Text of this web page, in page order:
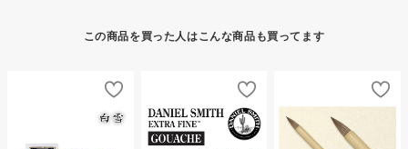
この商品を買った人はこんな商品も買ってます